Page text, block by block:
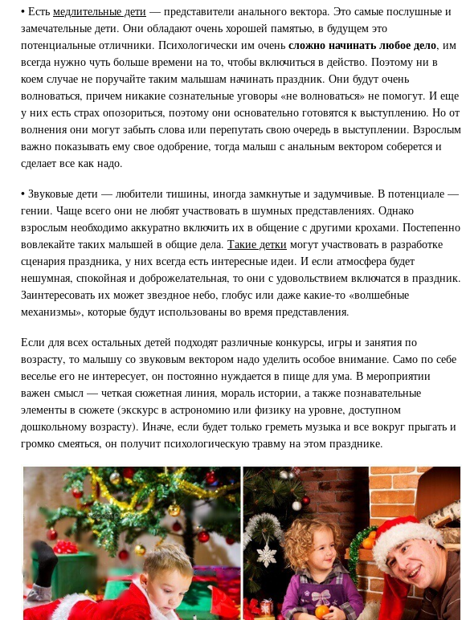
• Есть медлительные дети — представители анального вектора. Это самые послушные и
замечательные дети. Они обладают очень хорошей памятью, в будущем это
потенциальные отличники. Психологически им очень сложно начинать любое дело, им
всегда нужно чуть больше времени на то, чтобы включиться в действо. Поэтому ни в
коем случае не поручайте таким малышам начинать праздник. Они будут очень
волноваться, причем никакие сознательные уговоры «не волноваться» не помогут. И еще
у них есть страх опозориться, поэтому они основательно готовятся к выступлению. Но от
волнения они могут забыть слова или перепутать свою очередь в выступлении. Взрослым
важно показывать ему свое одобрение, тогда малыш с анальным вектором соберется и
сделает все как надо.
• Звуковые дети — любители тишины, иногда замкнутые и задумчивые. В потенциале —
гении. Чаще всего они не любят участвовать в шумных представлениях. Однако
взрослым необходимо аккуратно включить их в общение с другими крохами. Постепенно
вовлекайте таких малышей в общие дела. Такие детки могут участвовать в разработке
сценария праздника, у них всегда есть интересные идеи. И если атмосфера будет
нешумная, спокойная и доброжелательная, то они с удовольствием включатся в праздник.
Заинтересовать их может звездное небо, глобус или даже какие-то «волшебные
механизмы», которые будут использованы во время представления.
Если для всех остальных детей подходят различные конкурсы, игры и занятия по
возрасту, то малышу со звуковым вектором надо уделить особое внимание. Само по себе
веселье его не интересует, он постоянно нуждается в пище для ума. В мероприятии
важен смысл — четкая сюжетная линия, мораль истории, а также познавательные
элементы в сюжете (экскурс в астрономию или физику на уровне, доступном
дошкольному возрасту). Иначе, если будет только греметь музыка и все вокруг прыгать и
громко смеяться, он получит психологическую травму на этом празднике.